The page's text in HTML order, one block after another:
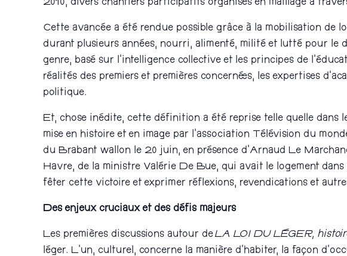
2010, divers chantiers participatifs organisés en maillage à
Cette avancée a été rendue possible grâce à la mobilisation de
durant plusieurs années, nourri, alimenté, milité et lutté pour le
genre, basé sur l’intelligence collective et les principes de
réalités des premiers et premières concerné·es, les expertises
politique.
Et, chose inédite, cette définition a été reprise telle quelle dans
mise en histoire et en image par l’association Télévision du
du Brabant wallon le 20 juin, en présence d’Arnaud Le
Havre, de la ministre Valérie De Bue, qui avait le logement
fêter cette victoire et exprimer réflexions, revendications et
Des enjeux cruciaux et des défis majeurs
Les premières discussions autour de LA LOI DU LÉGER,
léger. L’un, culturel, concerne la manière d’habiter, la façon